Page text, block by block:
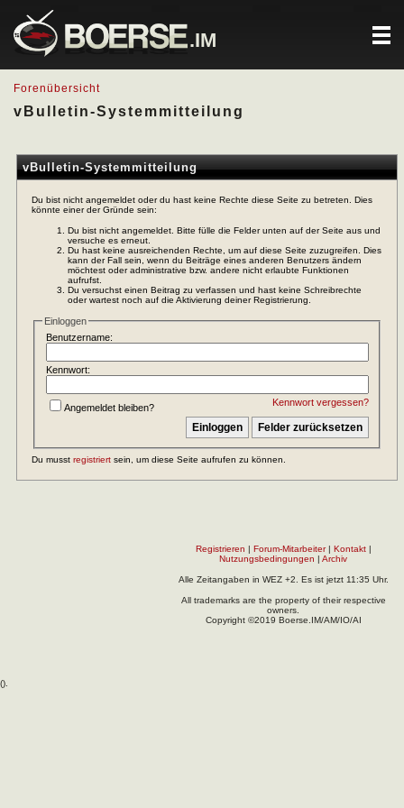
.IM
Forenübersicht
vBulletin-Systemmitteilung
vBulletin-Systemmitteilung
Du bist nicht angemeldet oder du hast keine Rechte diese Seite zu betreten. Dies
könnte einer der Gründe sein:
Du bist nicht angemeldet. Bitte fülle die Felder unten auf der Seite aus und
versuche es erneut.
Du hast keine ausreichenden Rechte, um auf diese Seite zuzugreifen. Dies
kann der Fall sein, wenn du Beiträge eines anderen Benutzers ändern
möchtest oder administrative bzw. andere nicht erlaubte Funktionen
aufrufst.
Du versuchst einen Beitrag zu verfassen und hast keine Schreibrechte
oder wartest noch auf die Aktivierung deiner Registrierung.
Einloggen
Benutzername:
Kennwort:
Kennwort vergessen?
Angemeldet bleiben?
Du musst registriert sein, um diese Seite aufrufen zu können.
Registrieren | Forum-Mitarbeiter| Kontakt|
Nutzungsbedingungen | Archiv
Alle Zeitangaben in WEZ +2. Es ist jetzt 11:35 Uhr.
All trademarks are the property of their respective
owners.
Copyright ©2019 Boerse.IM/AM/IO/AI
().